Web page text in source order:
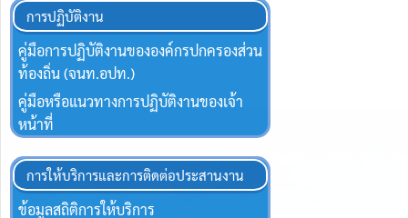
การปฏิบัติงาน
คู่มือการปฏิบัติงานขององค์กรปกครองส่วน
ท้องถิ่น (จนท.อปท.)
คู่มือหรือแนวทางการปฏิบัติงานของเจ้า
หน้าที่
การให้บริการและการติดต่อประสานงาน
ข้อมูลสถิติการให้บริการ